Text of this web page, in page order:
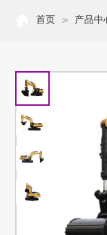
首页 > 产品中